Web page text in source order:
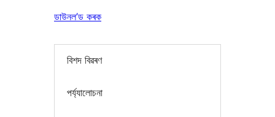
ডাউনল’ড কৰক
বিশদ বিৱৰণ
পৰ্য্যালোচনা